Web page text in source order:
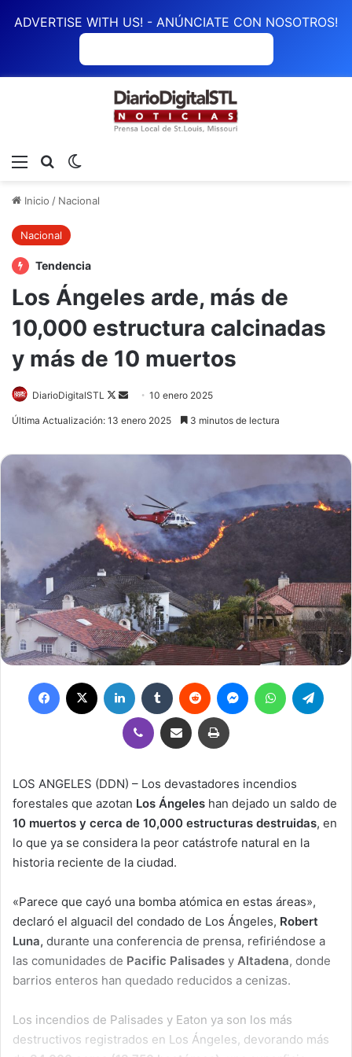
ADVERTISE WITH US! - ANÚNCIATE CON NOSOTROS!
Menú Buscar
Inicio / Nacional
Nacional
Tendencia
Los Ángeles arde, más de
10,000 estructura calcinadas
y más de 10 muertos
DiarioDigitalSTL
Follow
Send10 enero 2025
Última Actualización: 13 enero 2025 3 minutos de lectura
Facebook LinkedIn Tumblr Reddit MessengerWhatsApp
Viber Compartir por correo electrónicoImprimir
LOS ANGELES (DDN) – Los devastadores incendios
forestales que azotan Los Ángeles han dejado un saldo de
10 muertos y cerca de 10,000 estructuras destruidas, en
lo que ya se considera la peor catástrofe natural en la
historia reciente de la ciudad.
«Parece que cayó una bomba atómica en estas áreas»,
declaró el alguacil del condado de Los Ángeles, Robert
Luna, durante una conferencia de prensa, refiriéndose a
las comunidades de Pacific Palisades y Altadena, donde
barrios enteros han quedado reducidos a cenizas.
Los incendios de Palisades y Eaton ya son los más
destructivos registrados en Los Ángeles, devorando más